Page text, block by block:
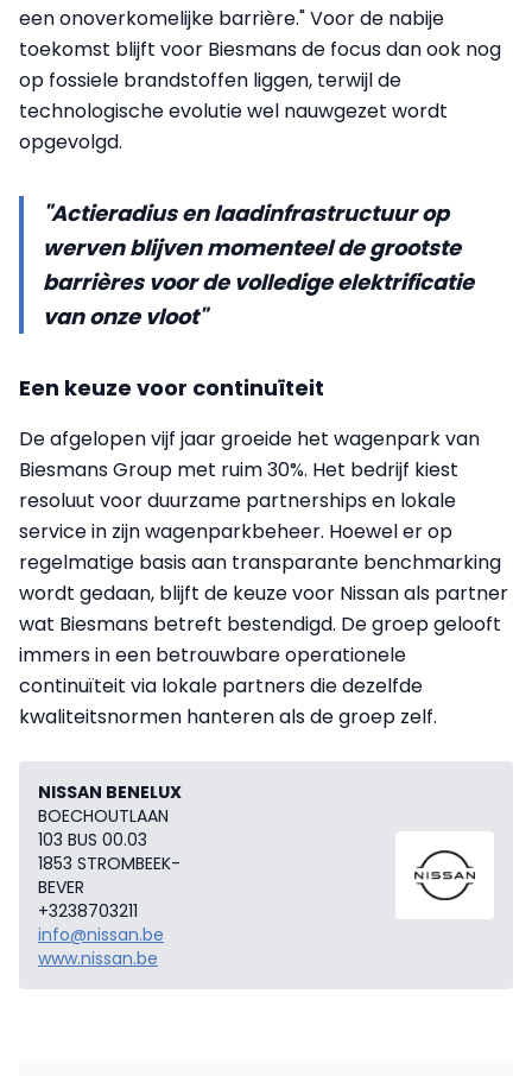
een onoverkomelijke barrière." Voor de nabije
toekomst blijft voor Biesmans de focus dan ook nog
op fossiele brandstoffen liggen, terwijl de
technologische evolutie wel nauwgezet wordt
opgevolgd.
"Actieradius en laadinfrastructuur op
werven blijven momenteel de grootste
barrières voor de volledige elektrificatie
van onze vloot"
Een keuze voor continuïteit
De afgelopen vijf jaar groeide het wagenpark van
Biesmans Group met ruim 30%. Het bedrijf kiest
resoluut voor duurzame partnerships en lokale
service in zijn wagenparkbeheer. Hoewel er op
regelmatige basis aan transparante benchmarking
wordt gedaan, blijft de keuze voor Nissan als partner
wat Biesmans betreft bestendigd. De groep gelooft
immers in een betrouwbare operationele
continuïteit via lokale partners die dezelfde
kwaliteitsnormen hanteren als de groep zelf.
NISSAN BENELUX
BOECHOUTLAAN
103 BUS 00.03
1853 STROMBEEK-
BEVER
+3238703211
info@nissan.be
www.nissan.be